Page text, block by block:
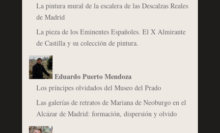
La pintura mural de la escalera de las Descalzas Reales
de Madrid
La pieza de los Eminentes Españoles. El X Almirante
de Castilla y su colección de pintura.
Eduardo Puerto Mendoza
Los príncipes olvidados del Museo del Prado
Las galerías de retratos de Mariana de Neoburgo en el
Alcázar de Madrid: formación, dispersión y olvido